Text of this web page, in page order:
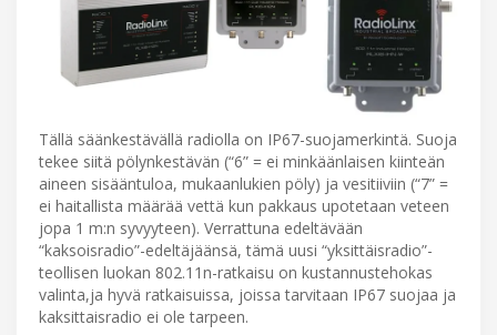
Tällä säänkestävällä radiolla on IP67-suojamerkintä. Suoja
tekee siitä pölynkestävän (“6” = ei minkäänlaisen kiinteän
aineen sisääntuloa, mukaanlukien pöly) ja vesitiiviin (“7” =
ei haitallista määrää vettä kun pakkaus upotetaan veteen
jopa 1 m:n syvyyteen). Verrattuna edeltävään
“kaksoisradio”-edeltäjäänsä, tämä uusi “yksittäisradio”-
teollisen luokan 802.11n-ratkaisu on kustannustehokas
valinta,ja hyvä ratkaisuissa, joissa tarvitaan IP67 suojaa ja
kaksittaisradio ei ole tarpeen.